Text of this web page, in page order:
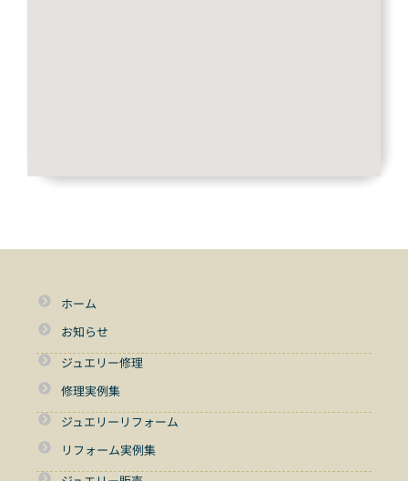
ホーム
お知らせ
ジュエリー修理
修理実例集
ジュエリーリフォーム
リフォーム実例集